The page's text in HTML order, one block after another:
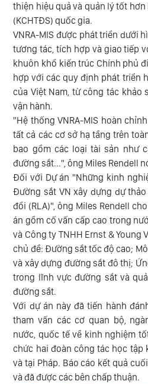
thiện hiệu quả và quản lý tốt
(KCHTĐS) quốc gia.
VNRA-MIS được phát triển dưới
tương tác, tích hợp và giao tiếp
khuôn khổ kiến trúc Chính phủ
hợp với các quy định phát triển
của Việt Nam, từ công tác khảo
vận hành.
"Hệ thống VNRA-MIS hoàn
tất cả các cơ sở hạ tầng trên
bao gồm các loại tài sản như
đường sắt...", ông Miles Rendell
Đối với Dự án "Những kinh
Đường sắt VN xây dựng dự
đổi (RLA)", ông Miles Rendell
án gồm cố vấn cấp cao trong
và Công ty TNHH Ernst & Young
chủ đề: Đường sắt tốc độ cao;
và xây dựng đường sắt đô thị;
trong lĩnh vực đường sắt và
đường sắt.
Với dự án này đã tiến hành
tham vấn các cơ quan bộ,
nước, quốc tế về kinh nghiệm
chức hai đoàn công tác học tập
và tại Pháp. Báo cáo kết quả
và đã được các bên chấp thuận.